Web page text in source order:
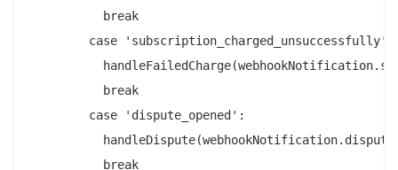
          break
        case 'subscription_charged_unsuccessfully':
          break
        case 'dispute_opened':
          break